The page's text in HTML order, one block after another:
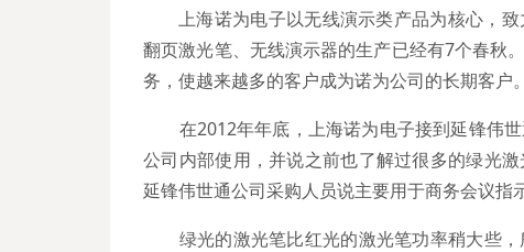
上海诺为电子以无线演示类产品为核心，
翻页激光笔、无线演示器的生产已经有7个春秋
务，使越来越多的客户成为诺为公司的长期客户。
在2012年年底，上海诺为电子接到延锋伟世
公司内部使用，并说之前也了解过很多的绿光
延锋伟世通公司采购人员说主要用于商务会议指
绿光的激光笔比红光的激光笔功率稍大些，